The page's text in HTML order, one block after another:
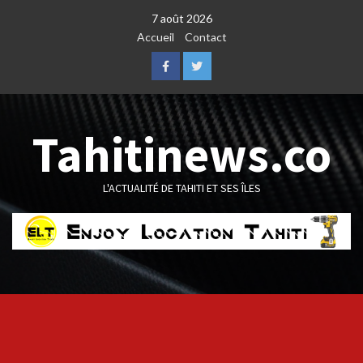
7 août 2026
Accueil
Contact
FacebookTwitter
Tahitinews.co
L'ACTUALITÉ DE TAHITI ET SES ÎLES